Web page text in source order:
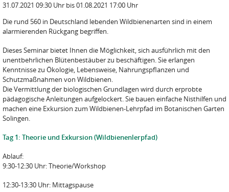
31.07.2021 09:30 Uhr bis 01.08.2021 17:00 Uhr
Die rund 560 in Deutschland lebenden Wildbienenarten sind in einem
alarmierenden Rückgang begriffen.
Dieses Seminar bietet Ihnen die Möglichkeit, sich ausführlich mit den
unentbehrlichen Blütenbestäuber zu beschäftigen. Sie erlangen
Kenntnisse zu Ökologie, Lebensweise, Nahrungspflanzen und
Schutzmaßnahmen von Wildbienen.
Die Vermittlung der biologischen Grundlagen wird durch erprobte
pädagogische Anleitungen aufgelockert. Sie bauen einfache Nisthilfen und
machen eine Exkursion zum Wildbienen-Lehrpfad im Botanischen Garten
Solingen.
Tag 1: Theorie und Exkursion (Wildbienenlerpfad)
Ablauf:
9:30-12:30 Uhr: Theorie/Workshop
12:30-13:30 Uhr: Mittagspause